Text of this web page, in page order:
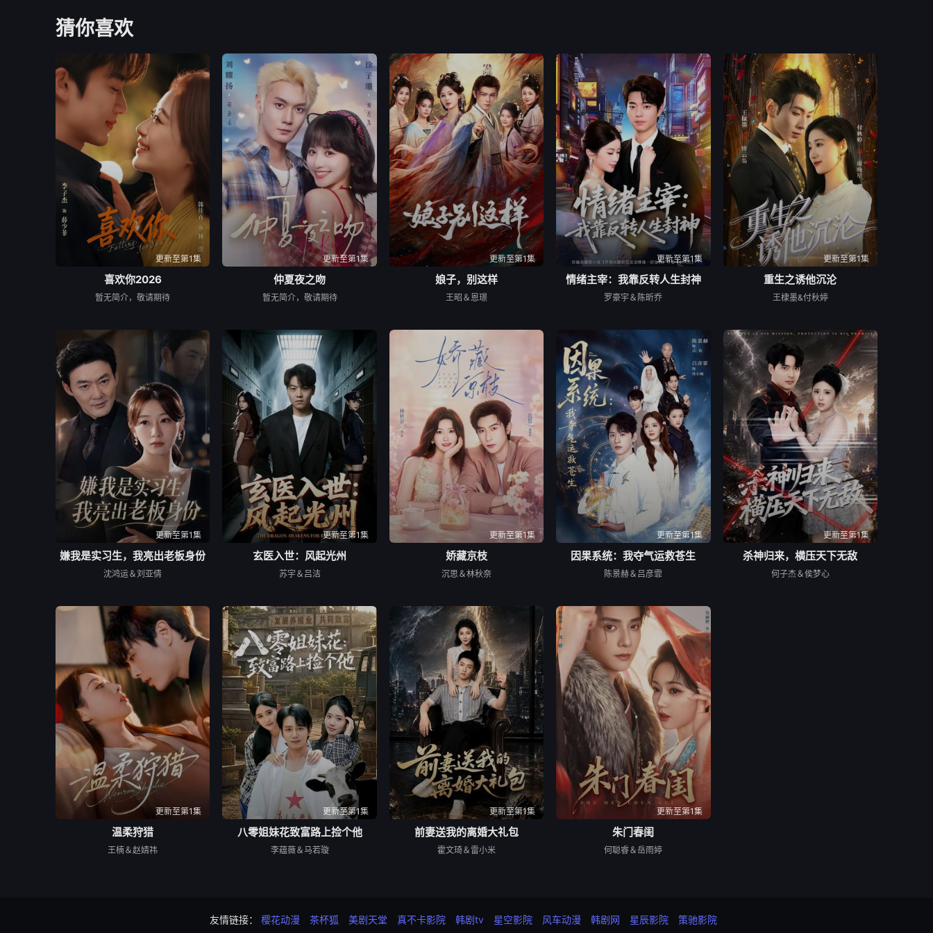
猜你喜欢
更新至第1集
喜欢你2026
暂无简介，敬请期待
更新至第1集
仲夏夜之吻
暂无简介，敬请期待
更新至第1集
娘子，别这样
王昭＆恩璟
更新至第1集
情绪主宰：我靠反转人生封神
罗豪宇＆陈昕乔
更新至第1集
重生之诱他沉沦
王棣墨&付秋婷
更新至第1集
嫌我是实习生，我亮出老板身份
沈鸿运＆刘亚倩
更新至第1集
玄医入世：风起光州
苏宇＆吕洁
更新至第1集
娇藏京枝
沉思＆林秋奈
更新至第1集
因果系统：我夺气运救苍生
陈景赫＆吕彦霏
更新至第1集
杀神归来，横压天下无敌
何子杰＆侯梦心
更新至第1集
温柔狩猎
王楠＆赵婧祎
更新至第1集
八零姐妹花致富路上捡个他
李蕴薇＆马若璇
更新至第1集
前妻送我的离婚大礼包
霍文琦＆雷小米
更新至第1集
朱门春闺
何聪睿＆岳雨婷
友情链接： 樱花动漫 茶杯狐 美剧天堂 真不卡影院 韩剧tv 星空影院 风车动漫 韩剧网 星辰影院 策驰影院